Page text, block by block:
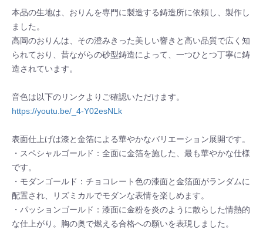
本品の生地は、おりんを専門に製造する鋳造所に依頼し、製作し
ました。
高岡のおりんは、その澄みきった美しい響きと高い品質で広く知
られており、昔ながらの砂型鋳造によって、一つひとつ丁寧に鋳
造されています。
音色は以下のリンクよりご確認いただけます。
https://youtu.be/_4-Y02esNLk
表面仕上げは漆と金箔による華やかなバリエーション展開です。
・スペシャルゴールド：全面に金箔を施した、最も華やかな仕様
です。
・モダンゴールド：チョコレート色の漆面と金箔面がランダムに
配置され、リズミカルでモダンな表情を楽しめます。
・パッションゴールド：漆面に金粉を炎のように散らした情熱的
な仕上がり。胸の奥で燃える合格への願いを表現しました。